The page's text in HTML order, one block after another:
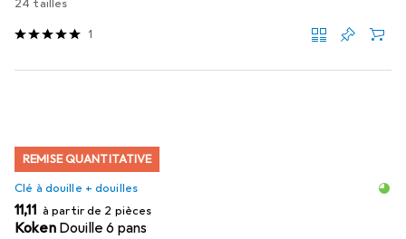
24 tailles
1
REMISE QUANTITATIVE
Clé à douille + douilles
EUR
11,11 à partir de 2 pièces
Koken Douille 6 pans